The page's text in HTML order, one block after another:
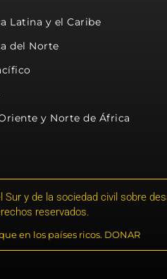
Latina y el Caribe
del Norte
y Norte de África
y de la sociedad civil sobre
reservados.
en los países ricos. DONAR